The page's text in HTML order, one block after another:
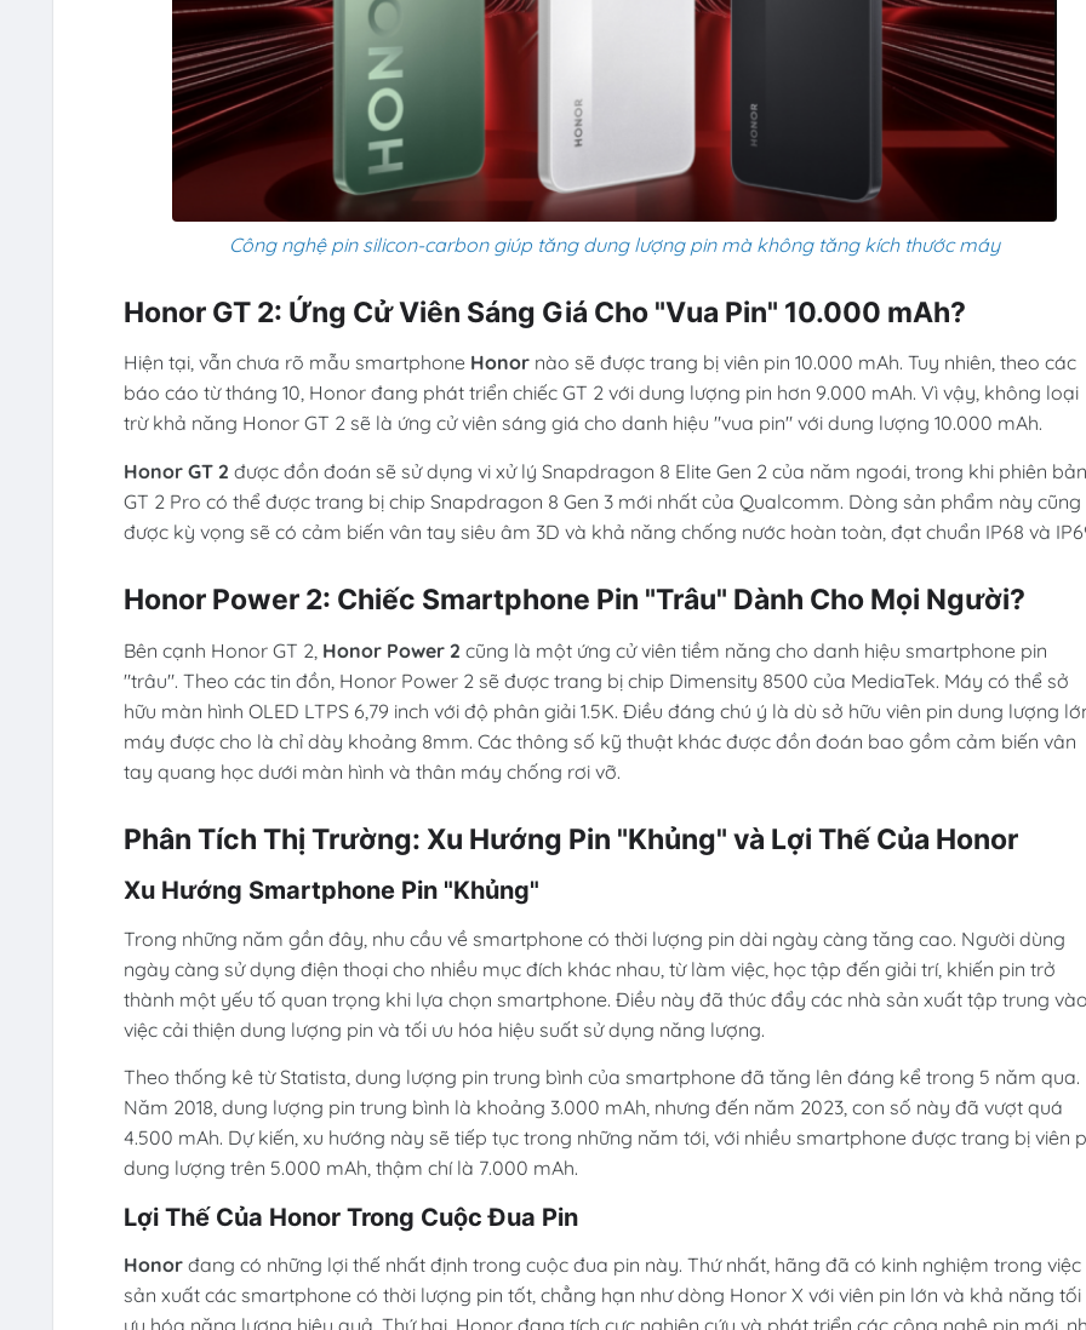
Công nghệ pin silicon-carbon giúp tăng dung lượng pin mà không tăng kích thước máy
Honor GT 2: Ứng Cử Viên Sáng Giá Cho "Vua Pin" 10.000 mAh?
Hiện tại, vẫn chưa rõ mẫu smartphone Honornào sẽ được trang bị viên pin 10.000 mAh. Tuy nhiên, theo các
báo cáo từ tháng 10, Honor đang phát triển chiếc GT 2 với dung lượng pin hơn 9.000 mAh. Vì vậy, không loại
trừ khả năng Honor GT 2 sẽ là ứng cử viên sáng giá cho danh hiệu "vua pin" với dung lượng 10.000 mAh.
Honor GT 2 được đồn đoán sẽ sử dụng vi xử lý Snapdragon 8 Elite Gen 2 của năm ngoái, trong khi phiên bản
GT 2 Pro có thể được trang bị chip Snapdragon 8 Gen 3 mới nhất của Qualcomm. Dòng sản phẩm này cũng
được kỳ vọng sẽ có cảm biến vân tay siêu âm 3D và khả năng chống nước hoàn toàn, đạt chuẩn IP68 và
Honor Power 2: Chiếc Smartphone Pin "Trâu" Dành Cho Mọi Người?
Bên cạnh Honor GT 2, Honor Power 2 cũng là một ứng cử viên tiềm năng cho danh hiệu smartphone pin
"trâu". Theo các tin đồn, Honor Power 2 sẽ được trang bị chip Dimensity 8500 của MediaTek. Máy có thể sở
hữu màn hình OLED LTPS 6,79 inch với độ phân giải 1.5K. Điều đáng chú ý là dù sở hữu viên pin dung lượng
máy được cho là chỉ dày khoảng 8mm. Các thông số kỹ thuật khác được đồn đoán bao gồm cảm biến vân
tay quang học dưới màn hình và thân máy chống rơi vỡ.
Phân Tích Thị Trường: Xu Hướng Pin "Khủng" và Lợi Thế Của Honor
Xu Hướng Smartphone Pin "Khủng"
Trong những năm gần đây, nhu cầu về smartphone có thời lượng pin dài ngày càng tăng cao. Người dùng
ngày càng sử dụng điện thoại cho nhiều mục đích khác nhau, từ làm việc, học tập đến giải trí, khiến pin trở
thành một yếu tố quan trọng khi lựa chọn smartphone. Điều này đã thúc đẩy các nhà sản xuất tập trung vào
việc cải thiện dung lượng pin và tối ưu hóa hiệu suất sử dụng năng lượng.
Theo thống kê từ Statista, dung lượng pin trung bình của smartphone đã tăng lên đáng kể trong 5 năm qua.
Năm 2018, dung lượng pin trung bình là khoảng 3.000 mAh, nhưng đến năm 2023, con số này đã vượt quá
4.500 mAh. Dự kiến, xu hướng này sẽ tiếp tục trong những năm tới, với nhiều smartphone được trang bị viên
dung lượng trên 5.000 mAh, thậm chí là 7.000 mAh.
Lợi Thế Của Honor Trong Cuộc Đua Pin
Honorđang có những lợi thế nhất định trong cuộc đua pin này. Thứ nhất, hãng đã có kinh nghiệm trong việc
sản xuất các smartphone có thời lượng pin tốt, chẳng hạn như dòng Honor X với viên pin lớn và khả năng tối